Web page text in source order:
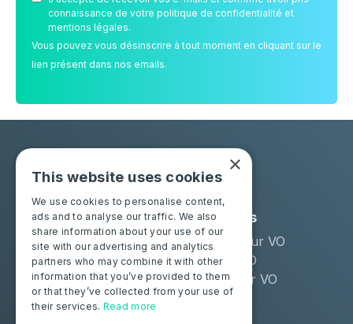
connaissance de votre politique de confidentialité et
mentions légales.
Vous pouvez vous désinscrire à tout moment en cliquant sur le
lien présent dans nos emails.
Solutions
Moba Certify Pro
Boutique
Industries
Remarketeur VO
Loueur LLD
Distributeur VO
Particuliers
×
This website uses cookies
We use cookies to personalise content,
ads and to analyse our traffic. We also
share information about your use of our
site with our advertising and analytics
partners who may combine it with other
information that you’ve provided to them
or that they’ve collected from your use of
their services. Read more